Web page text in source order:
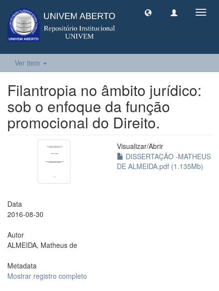
Ver item
Filantropia no âmbito jurídico:
sob o enfoque da função
promocional do Direito.
Visualizar/Abrir
DISSERTAÇÃO -MATHEUS
DE ALMEIDA.pdf (1.135Mb)
Data
2016-08-30
Autor
ALMEIDA, Matheus de
Metadata
Mostrar registro completo